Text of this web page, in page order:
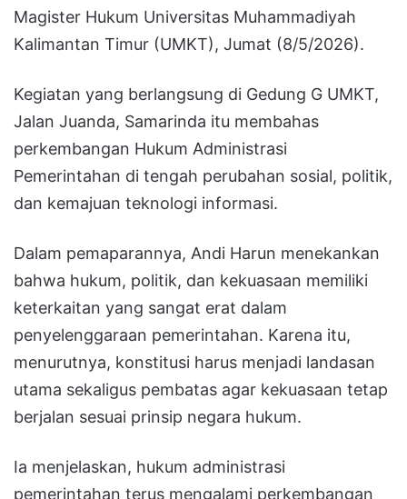
Magister Hukum Universitas Muhammadiyah
Kalimantan Timur (UMKT), Jumat (8/5/2026).
Kegiatan yang berlangsung di Gedung G UMKT,
Jalan Juanda, Samarinda itu membahas
perkembangan Hukum Administrasi
Pemerintahan di tengah perubahan sosial, politik,
dan kemajuan teknologi informasi.
Dalam pemaparannya, Andi Harun menekankan
bahwa hukum, politik, dan kekuasaan memiliki
keterkaitan yang sangat erat dalam
penyelenggaraan pemerintahan. Karena itu,
menurutnya, konstitusi harus menjadi landasan
utama sekaligus pembatas agar kekuasaan tetap
berjalan sesuai prinsip negara hukum.
Ia menjelaskan, hukum administrasi
pemerintahan terus mengalami perkembangan